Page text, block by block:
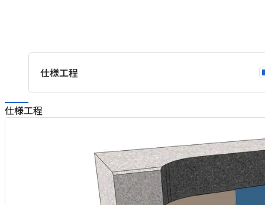
仕様工程
仕様工程